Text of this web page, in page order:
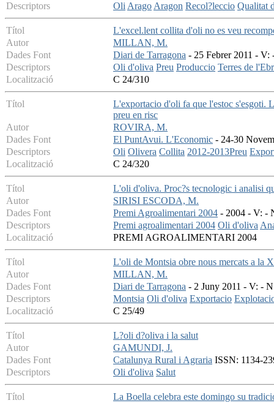
Descriptors
OliAragoAragon Recol?leccio Qualitat
Títol
L'excel.lent collita d'oli no es veu
Autor
MILLAN, M.
Dades Font
Diari de Tarragona - 25 Febrer 2011 - V:
Descriptors
Oli d'oliva Preu Produccio Terres de
Localització
C 24/310
Títol
L'exportacio d'oli fa que l'estoc s'esgoti.
preu en risc
Autor
ROVIRA, M.
Dades Font
El PuntAvui. L'Economic - 24-30
Descriptors
Oli Olivera Collita 2012-2013Preu
Localització
C 24/320
Títol
L'oli d'oliva. Proc?s tecnologic i analisi
Autor
SIRISI ESCODA, M.
Dades Font
Premi Agroalimentari 2004 - 2004 - V: -
Descriptors
Premi agroalimentari 2004 Oli d'oliva
Localització
PREMI AGROALIMENTARI 2004
Títol
L'oli de Montsia obre nous mercats a la
Autor
MILLAN, M.
Dades Font
Diari de Tarragona - 2 Juny 2011 - V: -
Descriptors
Montsia Oli d'oliva Exportacio
Localització
C 25/49
Títol
L?oli d?oliva i la salut
Autor
GAMUNDI, J.
Dades Font
Catalunya Rural i Agraria ISSN: 1134-
Descriptors
Oli d'oliva Salut
Títol
La Boella celebra este domingo su